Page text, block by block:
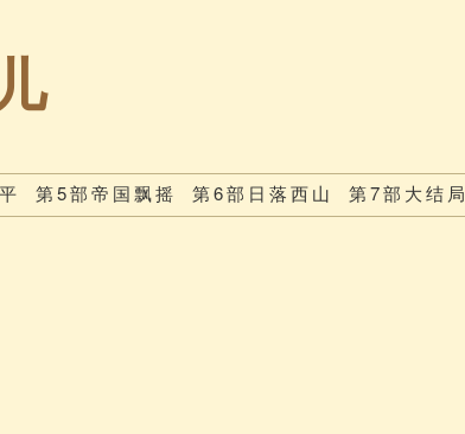
第5部帝国飘摇 第6部日落西山 第7部大结局